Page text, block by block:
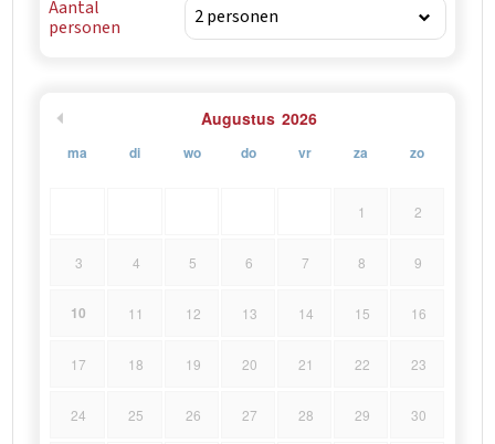
Aantal
personen
Augustus 2026
ma di wo do vr za zo
1 2
3 4 5 6 7 8 9
10 11 12 13 14 15 16
17 18 19 20 21 22 23
24 25 26 27 28 29 30